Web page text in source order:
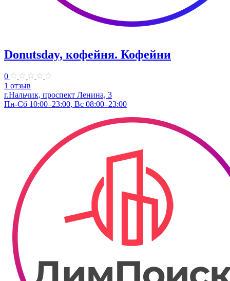
Donutsday, кофейня. Кофейни
0
1 отзыв
г.Нальчик, проспект Ленина, 3
Пн-Сб 10:00–23:00, Вс 08:00–23:00